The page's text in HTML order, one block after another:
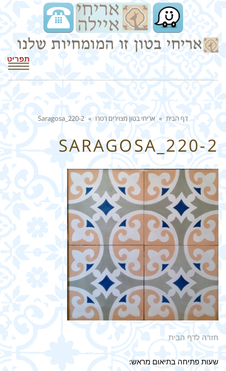
תפריט
דף הבית » אריחי בטון מצוירים רטרו »
Saragosa_220-2
SARAGOSA_220-2
חזרה לדף הבית
שעות פתיחה בתיאום מראש: